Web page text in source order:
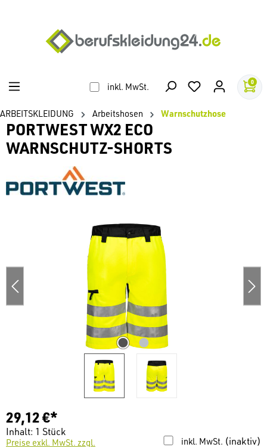
inkl. MwSt. 0
ARBEITSKLEIDUNG Arbeitshosen Warnschutzhose
PORTWEST WX2 ECO
WARNSCHUTZ-SHORTS
Bildergalerie überspringen
29,12 €*
Inhalt: 1 Stück
inkl. MwSt. (inaktiv)
Preise exkl. MwSt. zzgl.